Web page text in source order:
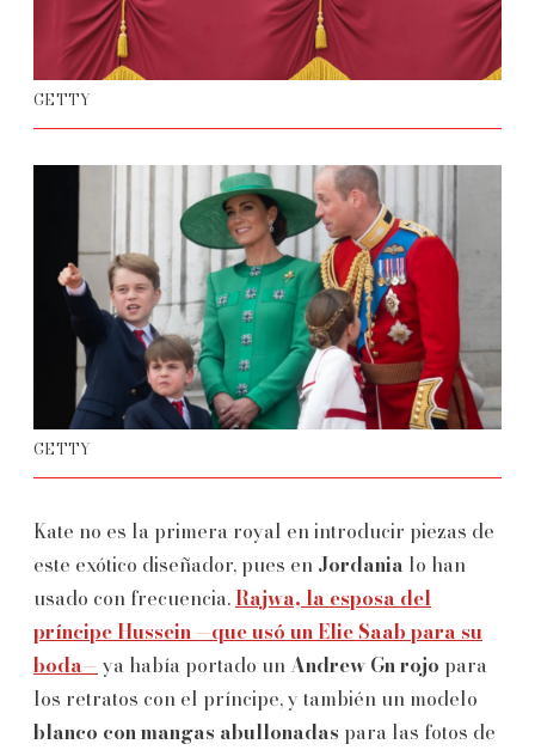
GETTY
GETTY
Kate no es la primera royal en introducir piezas de
este exótico diseñador, pues en Jordania lo han
usado con frecuencia.Rajwa, la esposa del
príncipe Hussein —que usó un Elie Saab para su
boda— ya había portado unAndrew Gn rojo para
los retratos con el príncipe, y también un modelo
blanco con mangas abullonadas para las fotos de